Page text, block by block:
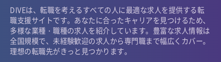
DIVEは、転職を考えるすべての人に最適な求人を提供する転
職支援サイトです。あなたに合ったキャリアを見つけるため、
多様な業種・職種の求人を紹介しています。豊富な求人情報は
全国規模で、未経験歓迎の求人から専門職まで幅広くカバー。
理想の転職先がきっと見つかります。